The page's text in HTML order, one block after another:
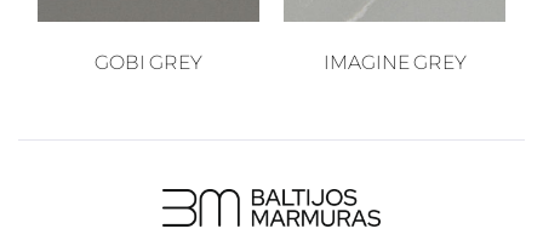
GOBI GREY IMAGINE GREY